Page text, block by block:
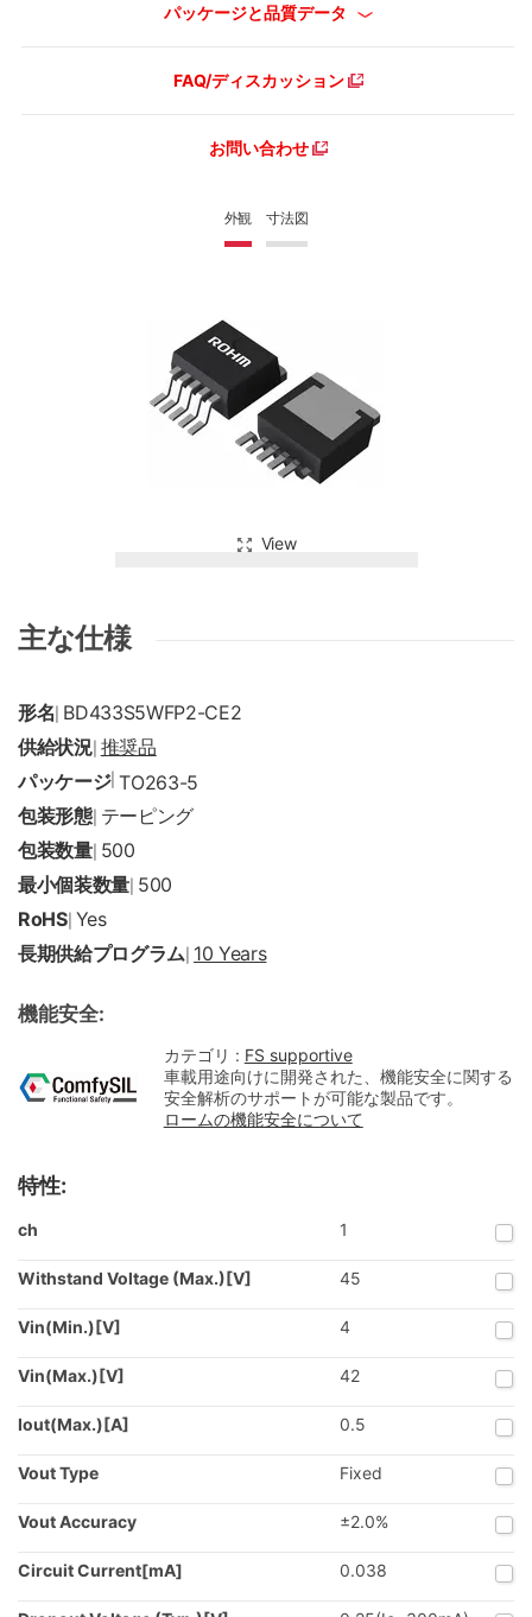
外観 寸法図
View
パッケージと品質データ
FAQ/ディスカッション
お問い合わせ
主な仕様
形名 BD433S5WFP2-CE2
供給状況| 推奨品
パッケージ|TO263-5
包装形態| テーピング
包装数量| 500
最小個装数量 500
RoHS| Yes
長期供給プログラム 10 Years
機能安全:
カテゴリ : FS supportive
車載用途向けに開発された、機能安全に関する
安全解析のサポートが可能な製品です。
ロームの機能安全について
特性:
ch 1
Withstand Voltage (Max.)[V] 45
Vin(Min.)[V] 4
Vin(Max.)[V] 42
Iout(Max.)[A] 0.5
Vout Type Fixed
Vout Accuracy ±2.0%
Circuit Current[mA] 0.038